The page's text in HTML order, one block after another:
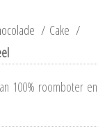
/ Cake /
100% roomboter en